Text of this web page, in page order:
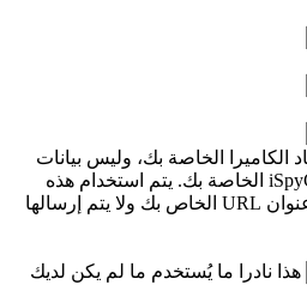
الكاميرا الخاصة بك، وليس بيانات
اعتماد تسجيل دخول iSpyConnect الخاصة بك. يتم استخدام هذه
التفاصيل محليًا فقط لإنشاء عنوان URL الخاص بك ولا يتم إرسالها
هذا نادرا ما يُستخدم ما لم يكن لديك